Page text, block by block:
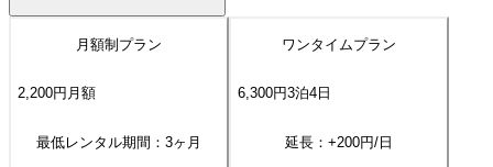
月額制プラン
2,200円 月額
最低レンタル期間：3ヶ月
ワンタイムプラン
6,300円3泊4 日
延長：+200円/日